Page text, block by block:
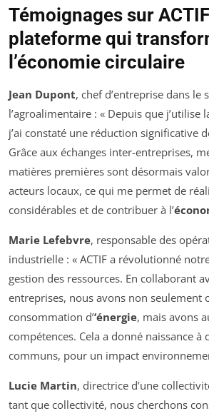
Témoignages sur
plateforme qui
l’économie circulaire
Jean Dupont, chef d’entreprise dans le
l’agroalimentaire : « Depuis que j’utilise
j’ai constaté une réduction significative
Grâce aux échanges inter-entreprises,
matières premières sont désormais
acteurs locaux, ce qui me permet de
considérables et de contribuer à l’
Marie Lefebvre, responsable des
industrielle : « ACTIF a révolutionné
gestion des ressources. En collaborant
entreprises, nous avons non seulement
consommation d’‘énergie, mais avons
compétences. Cela a donné naissance à
communs, pour un impact
Lucie Martin, directrice d’une
tant que collectivité, nous cherchons